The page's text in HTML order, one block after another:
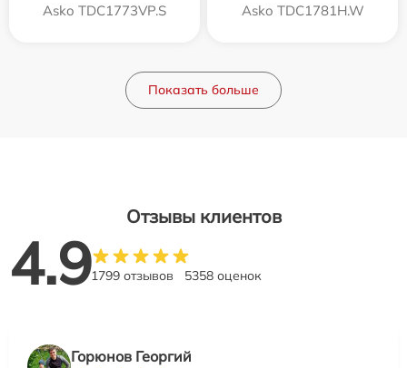
Asko TDC1773VP.S Asko TDC1781H.W
Показать больше
Отзывы клиентов
4.91799 отзывов 5358 оценок
Горюнов Георгий